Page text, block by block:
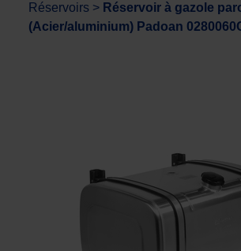
Réservoirs > Réservoir à gazole
(Acier/aluminium) Padoan